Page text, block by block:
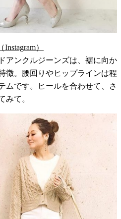
）
アンクルジーンズは、裾に向か
徴。腰回りやヒップラインは程
ムです。ヒールを合わせて、さ
みて。